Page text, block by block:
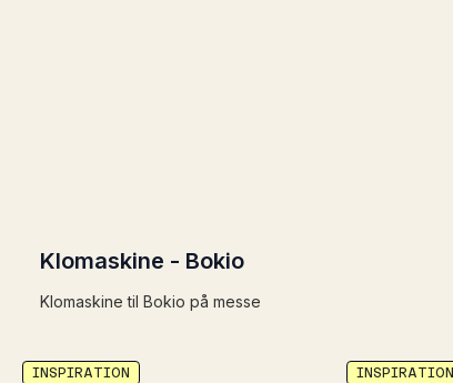
Klomaskine - Bokio
Klomaskine til Bokio på messe
INSPIRATION INSPIRATION